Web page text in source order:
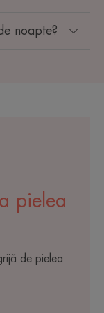
noapte?
pielea
de pielea